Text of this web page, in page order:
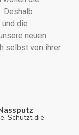
Deshalb
die
neuen
selbst von ihrer
Schützt die